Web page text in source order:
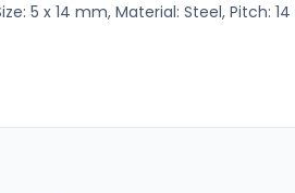
5 x 14 mm, Material: Steel, Pitch: